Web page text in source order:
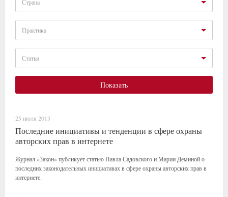
Страна
Практика
Статья
Показать
25 июля 2013
Последние инициативы и тенденции в сфере охраны
авторских прав в интернете
Журнал «Закон» публикует статью Павла Садовского и Марии Деминой о
последних законодательных инициативах в сфере охраны авторских прав в
интернете.